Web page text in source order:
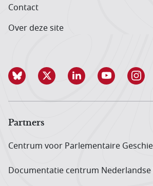
Contact
Over deze site
Partners
Centrum voor Parlementaire
Documentatie centrum